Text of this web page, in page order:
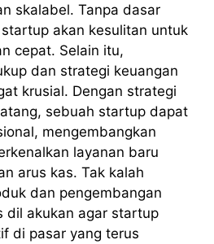
skalabel. Tanpa dasar
akan kesulitan untuk
cepat. Selain itu,
dan strategi keuangan
krusial. Dengan strategi
sebuah startup dapat
mengembangkan
layanan baru
arus kas. Tak kalah
dan pengembangan
dil akukan agar startup
di pasar yang terus